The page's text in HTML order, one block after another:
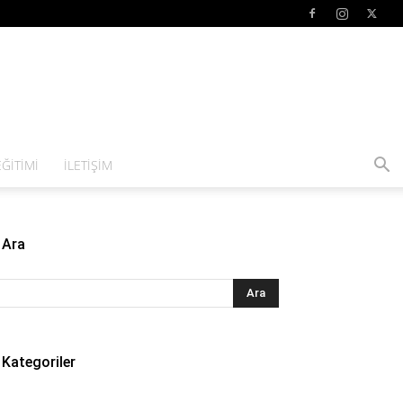
İLETIŞIM
Ara
Kategoriler